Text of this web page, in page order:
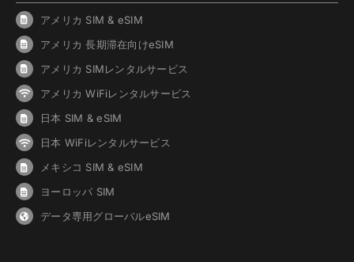
アメリカ SIM & eSIM
アメリカ 長期滞在向けeSIM
アメリカ SIMレンタルサービス
アメリカ WiFiレンタルサービス
日本 SIM & eSIM
日本 WiFiレンタルサービス
メキシコ SIM & eSIM
ヨーロッパ SIM
データ専用グローバルeSIM